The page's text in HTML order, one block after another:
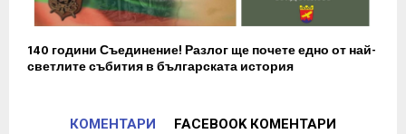
140 години Съединение! Разлог ще почете едно от най-
светлите събития в българската история
КОМЕНТАРИ FACEBOOK КОМЕНТАРИ